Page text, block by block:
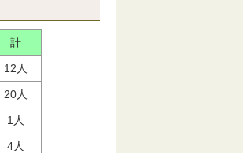
計
12人
20人
1人
4人